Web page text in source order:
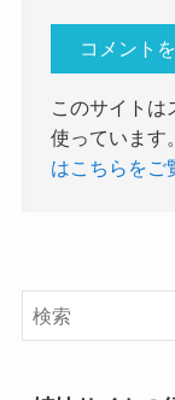
このサイトは
使っています。
はこちらをご